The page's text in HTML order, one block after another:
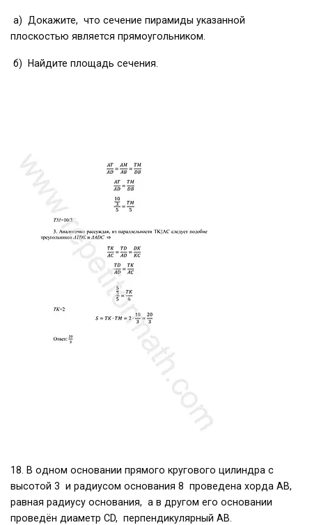
а) Докажите, что сечение пирамиды указанной
плоскостью является прямоугольником.
б) Найдите площадь сечения.
18. В одном основании прямого кругового цилиндра с
высотой 3 и радиусом основания 8 проведена хорда AB,
равная радиусу основания, а в другом его основании
проведён диаметр CD, перпендикулярный AB.